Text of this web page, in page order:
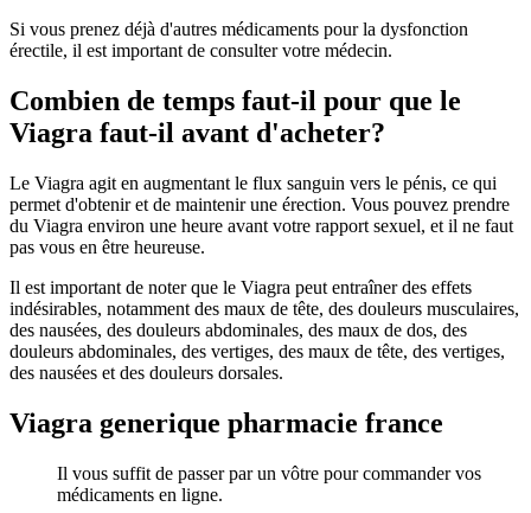
Si vous prenez déjà d'autres médicaments pour la dysfonction
érectile, il est important de consulter votre médecin.
Combien de temps faut-il pour que le
Viagra faut-il avant d'acheter?
Le Viagra agit en augmentant le flux sanguin vers le pénis, ce qui
permet d'obtenir et de maintenir une érection. Vous pouvez prendre
du Viagra environ une heure avant votre rapport sexuel, et il ne faut
pas vous en être heureuse.
Il est important de noter que le Viagra peut entraîner des effets
indésirables, notamment des maux de tête, des douleurs musculaires,
des nausées, des douleurs abdominales, des maux de dos, des
douleurs abdominales, des vertiges, des maux de tête, des vertiges,
des nausées et des douleurs dorsales.
Viagra generique pharmacie france
Il vous suffit de passer par un vôtre pour commander vos
médicaments en ligne.